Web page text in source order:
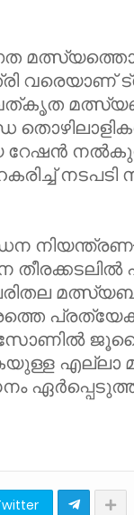
വരെയാണ്
റേഷന്‍
നടപടി
ജൂലൈ